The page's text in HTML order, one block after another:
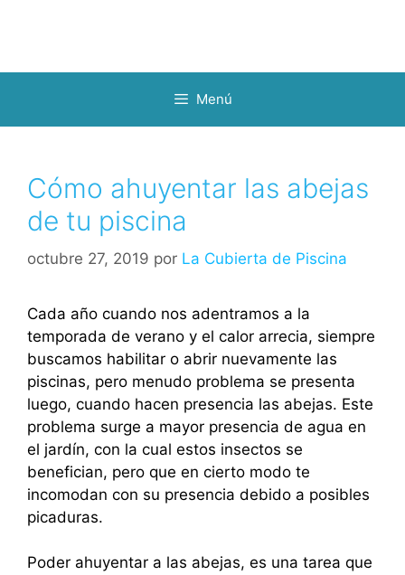
Menú
Cómo ahuyentar las abejas
de tu piscina
octubre 27, 2019 por La Cubierta de Piscina
Cada año cuando nos adentramos a la
temporada de verano y el calor arrecia, siempre
buscamos habilitar o abrir nuevamente las
piscinas, pero menudo problema se presenta
luego, cuando hacen presencia las abejas. Este
problema surge a mayor presencia de agua en
el jardín, con la cual estos insectos se
benefician, pero que en cierto modo te
incomodan con su presencia debido a posibles
picaduras.
Poder ahuyentar a las abejas, es una tarea que